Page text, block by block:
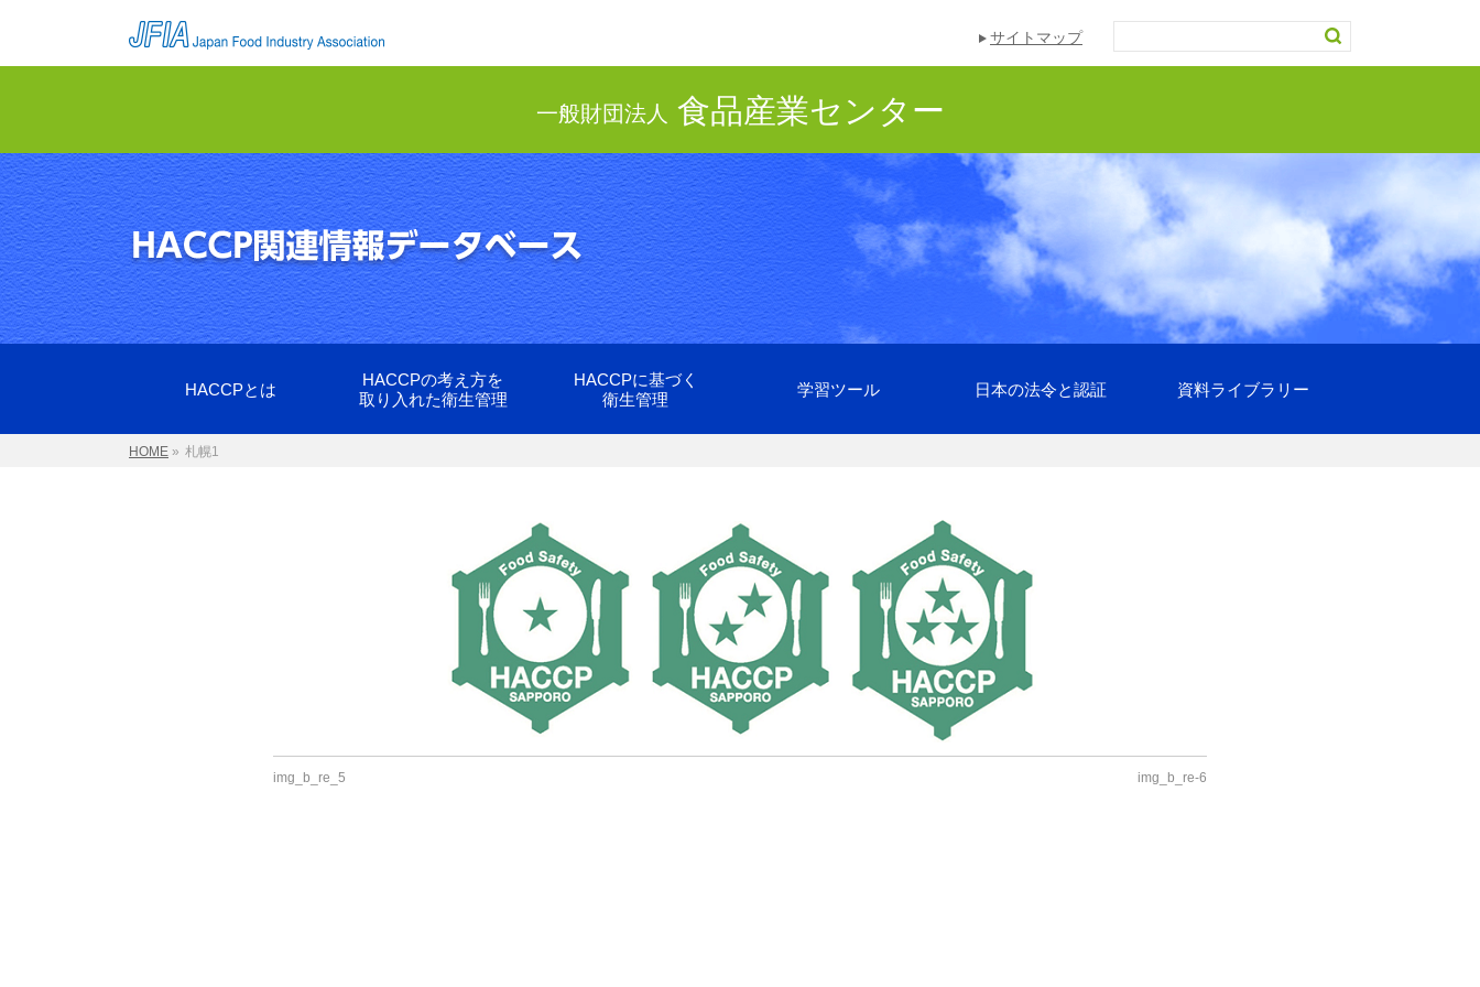
サイトマップ
一般財団法人 食品産業センター
HACCPとは
HACCPの考え方を
取り入れた衛生管理
HACCPに基づく
衛生管理
学習ツール 日本の法令と認証 資料ライブラリー
HOME » 札幌1
img_b_re_5 img_b_re-6